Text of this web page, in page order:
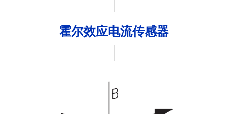
霍尔效应电流传感器